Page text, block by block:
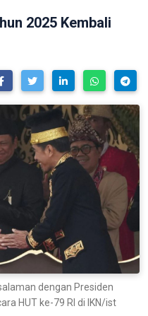
2025 Kembali
dengan Presiden
HUT ke-79 RI di IKN/ist